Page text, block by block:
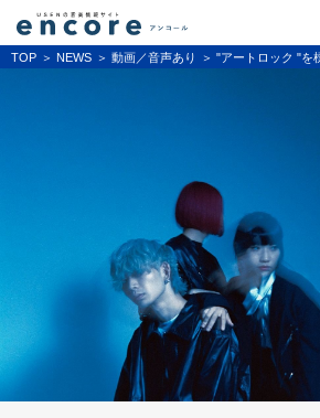
TOP NEWS 動画／音声あり "アートロック "を